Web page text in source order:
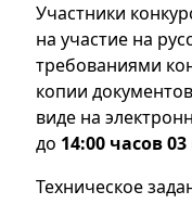
Участники
на участие на
требованиями
копии
виде на
до 14:00 часов
Техническое